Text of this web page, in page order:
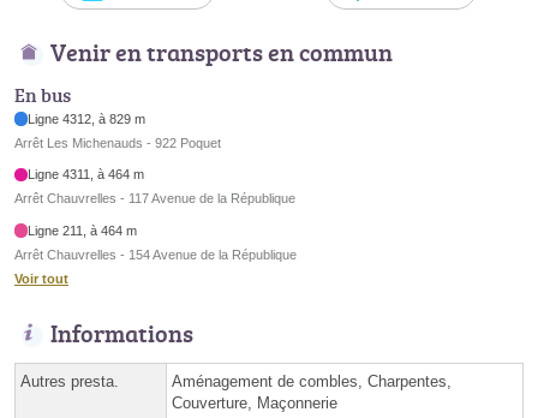
Venir en transports en commun
En bus
Ligne 4312, à 829 m
Arrêt Les Michenauds - 922 Poquet
Ligne 4311, à 464 m
Arrêt Chauvrelles - 117 Avenue de la République
Ligne 211, à 464 m
Arrêt Chauvrelles - 154 Avenue de la République
Voir tout
Informations
Autres presta.
Aménagement de combles, Charpentes,
Couverture, Maçonnerie